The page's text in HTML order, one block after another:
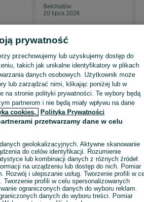
Bełchatów
20 lipca 2026
Antyki Zabytki techniki
Pozostałe
- Rokitnica
Wyświetlenia:
SMS Wyślij wiadomość
prywatność
przechowujemy lub uzyskujemy dostęp do
takich jak unikalne identyfikatory w plikach
danych osobowych. Użytkownik może
lub zarządzać nimi, klikając poniżej lub w
na stronie polityki prywatności. Te wybory będą
partnerom i nie będą miały wpływu na dane
cookies, Polityka Prywatności
przetwarzamy dane w celu
geolokalizacyjnych. Aktywne skanowanie
do celów identyfikacji. Rozumienie
lub kombinacji danych z różnych źródeł.
na urządzeniu lub dostęp do nich. Pomiar
Rozwój i ulepszanie usług. Tworzenie profili w
Tworzenie profili w celu spersonalizowanych
ograniczonych danych do wyboru reklam.
danych do wyboru treści. Pomiar